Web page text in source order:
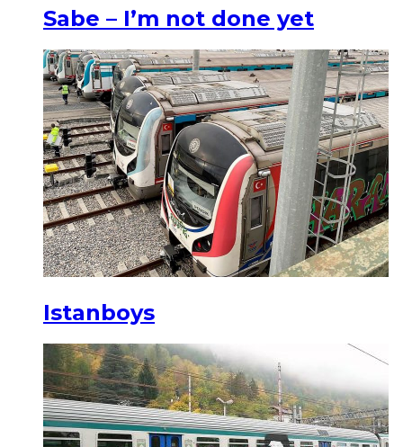
Sabe – I’m not done yet
Istanboys